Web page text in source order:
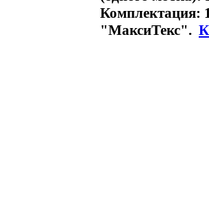
Комплектация:
"МаксиТекс".